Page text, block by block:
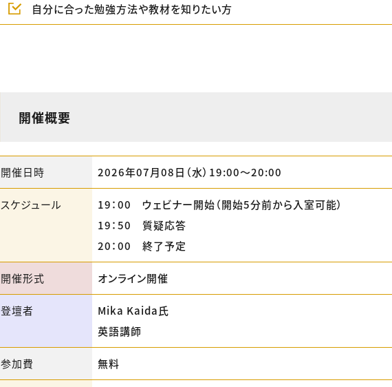
自分に合った勉強方法や教材を知りたい方
開催概要
開催日時 2026年07月08日（水）19:00〜20:00
スケジュール
19：00 ウェビナー開始（開始5分前から入室可能）
19：50 質疑応答
20：00 終了予定
開催形式 オンライン開催
登壇者
Mika Kaida氏
英語講師
参加費 無料